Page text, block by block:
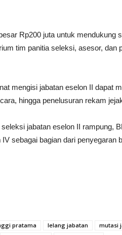
Rp200 juta untuk mendukung
tim panitia seleksi, asesor, dan
mengisi jabatan eselon II dapat
hingga penelusuran rekam
jabatan eselon II rampung,
sebagai bagian dari penyegaran
pratama lelang jabatan
mutasi